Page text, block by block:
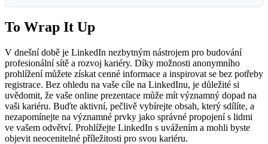
To Wrap It Up
V dnešní době je LinkedIn nezbytným nástrojem pro budování
profesionální sítě a rozvoj kariéry. Díky možnosti anonymního
prohlížení můžete získat cenné informace a inspirovat se bez potřeby
registrace. Bez ohledu na vaše cíle na LinkedInu, je důležité si
uvědomit, že vaše online prezentace může mít významný dopad na
vaši kariéru. Buďte aktivní, pečlivě vybírejte obsah, který sdílíte, a
nezapomínejte na významné prvky jako správné propojení s lidmi
ve vašem odvětví. Prohlížejte LinkedIn s uvážením a mohli byste
objevit neocenitelné příležitosti pro svou kariéru.